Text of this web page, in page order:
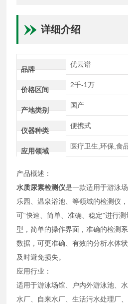
详细介绍
品牌
优云谱
价格区间
2千-1万
产地类别
国产
仪器种类
便携式
应用领域
医疗卫生,环保,食
产品概述：
水质尿素检测仪是一款适用于游泳
乐园、温泉浴池、等领域的检测仪
可“快速、简单、准确、稳定"进行
型，简单的操作界面，准确的检测
数据，可更准确、有效的分析水体
及时避免损失。
应用行业：
适用于游泳场馆、户内外游泳池、
水厂、自来水厂、生活污水处理厂